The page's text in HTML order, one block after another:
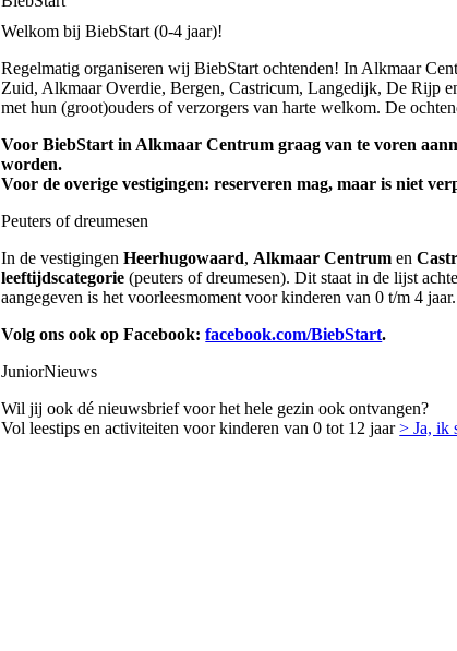
Welkom bij BiebStart (0-4 jaar)!
Regelmatig organiseren wij BiebStart ochtenden! In Alkmaar
Zuid, Alkmaar Overdie, Bergen, Castricum, Langedijk, De Rijp
met hun (groot)ouders of verzorgers van harte welkom. De
Voor BiebStart in Alkmaar Centrum graag van te voren
worden.
Voor de overige vestigingen: reserveren mag, maar is niet
Peuters of dreumesen
In de vestigingenHeerhugowaard,Alkmaar Centrum en
leeftijdscategorie (peuters of dreumesen). Dit staat in de lijst
aangegeven is het voorleesmoment voor kinderen van 0 t/m 4 jaar.
Volg ons ook op Facebook:facebook.com/BiebStart.
JuniorNieuws
Wil jij ook dé nieuwsbrief voor het hele gezin ook ontvangen?
Vol leestips en activiteiten voor kinderen van 0 tot 12 jaar> Ja, ik